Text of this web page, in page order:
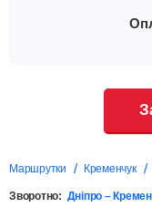
Маршрутки Кременчук
Зворотно: Дніпро –